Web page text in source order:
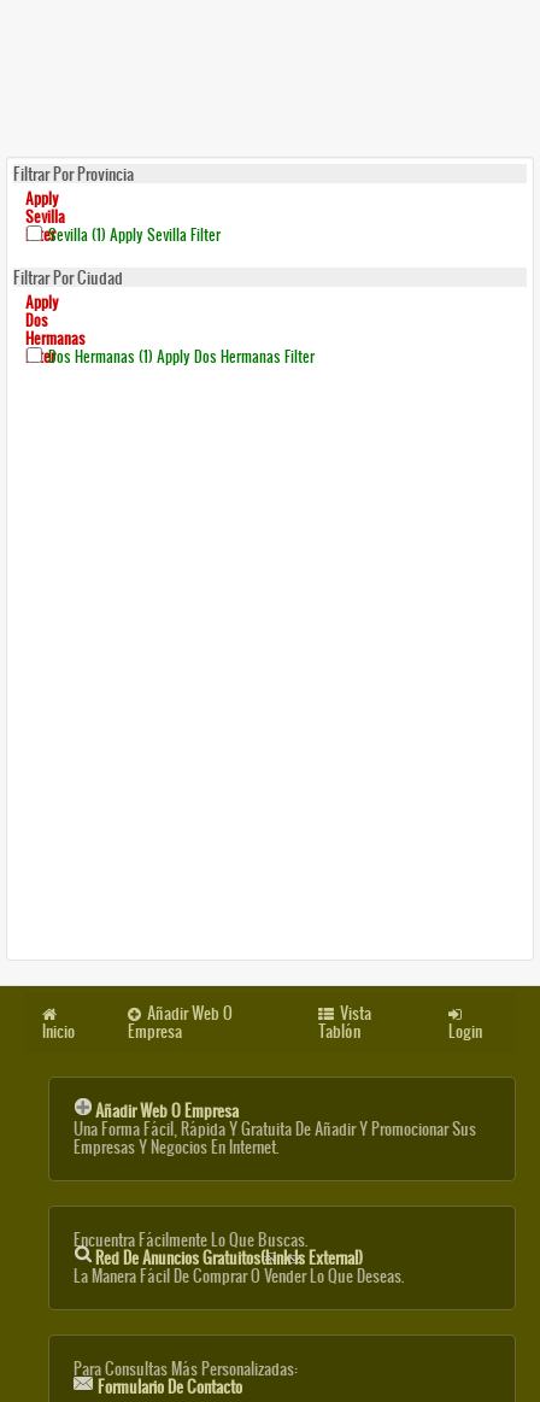
Filtrar Por Provincia
Apply
Sevilla
FilterSevilla (1) Apply Sevilla Filter
Filtrar Por Ciudad
Apply
Dos
Hermanas
FilterDos Hermanas (1) Apply Dos Hermanas Filter
Inicio
Añadir Web O
Empresa
Vista
Tablón Login
Añadir Web O Empresa
Una Forma Fácil, Rápida Y Gratuita De Añadir Y Promocionar Sus
Empresas Y Negocios En Internet.
Encuentra Fácilmente Lo Que Buscas.
Red De Anuncios Gratuitos(link Is External)
La Manera Fácil De Comprar O Vender Lo Que Deseas.
Para Consultas Más Personalizadas:
Formulario De Contacto